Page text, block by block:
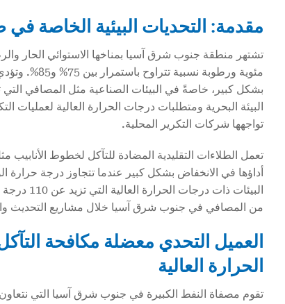
مقدمة: التحديات البيئية الخاصة
مئوية
بشكل كبير، خاصةً في البيئات الصناعية مثل المصافي
البيئة البحرية ومتطلبات درجات الحرارة العالية لعمليات
تواجهها شركات التكرير المحلية.
البيئات
من المصافي في جنوب شرق آسيا خلال مشاريع التحديث
العميل التحدي معضلة مكافحة
الحرارة العالية
تقوم مصفاة النفط الكبيرة في جنوب شرق آسيا التي